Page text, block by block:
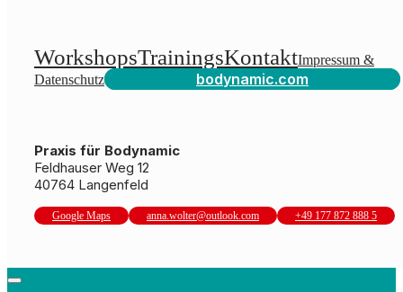
WorkshopsTrainingsKontaktImpressum &
Datenschutz
bodynamic.com
Praxis für Bodynamic
Feldhauser Weg 12
40764 Langenfeld
Google Maps anna.wolter@outlook.com +49 177 872 888 5